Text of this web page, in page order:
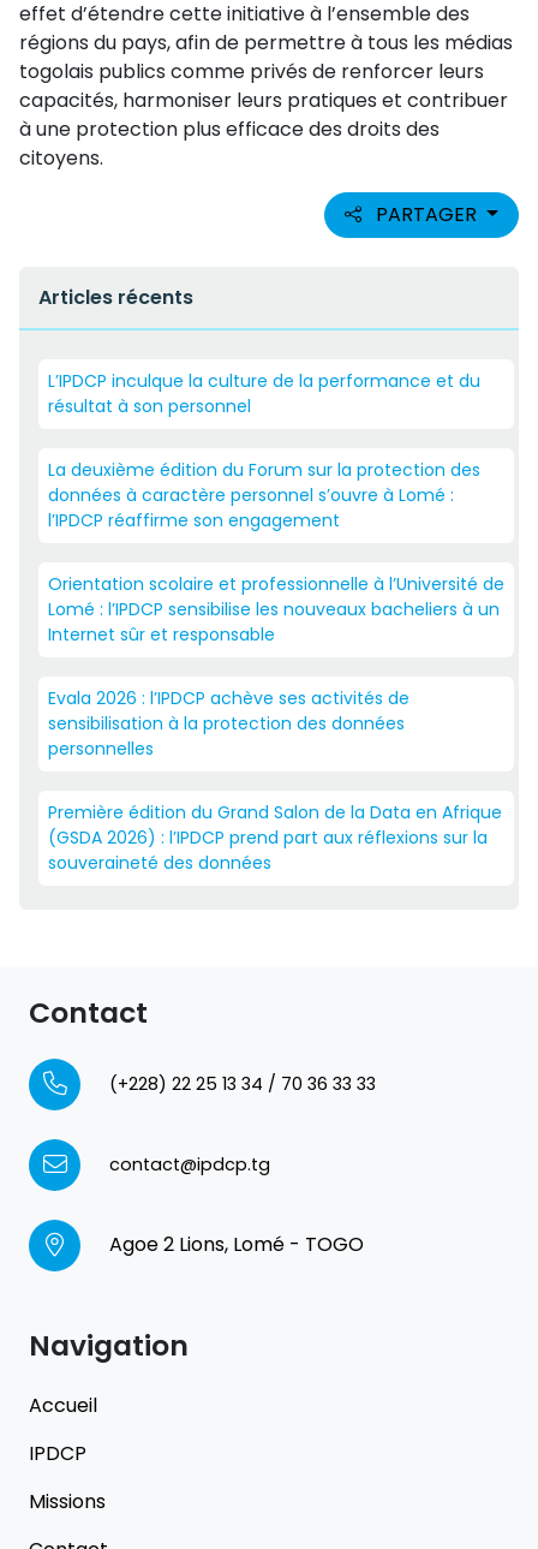
effet d’étendre cette initiative à l’ensemble des
régions du pays, afin de permettre à tous les médias
togolais publics comme privés de renforcer leurs
capacités, harmoniser leurs pratiques et contribuer
à une protection plus efficace des droits des
citoyens.
PARTAGER
Articles récents
L’IPDCP inculque la culture de la performance et du
résultat à son personnel
La deuxième édition du Forum sur la protection des
données à caractère personnel s’ouvre à Lomé :
l’IPDCP réaffirme son engagement
Orientation scolaire et professionnelle à l’Université de
Lomé : l’IPDCP sensibilise les nouveaux bacheliers à un
Internet sûr et responsable
Evala 2026 : l’IPDCP achève ses activités de
sensibilisation à la protection des données
personnelles
Première édition du Grand Salon de la Data en Afrique
(GSDA 2026) : l’IPDCP prend part aux réflexions sur la
souveraineté des données
Contact
(+228) 22 25 13 34 / 70 36 33 33
contact@ipdcp.tg
Agoe 2 Lions, Lomé - TOGO
Navigation
Accueil
IPDCP
Missions